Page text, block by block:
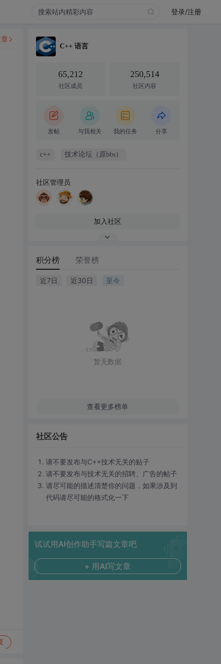
登录/注册
C++ 语言
65,212
社区成员
250,514
社区内容
发帖 与我相关 我的任务 分享
c++ 技术论坛（原bbs）
社区管理员
加入社区
积分榜 荣誉榜
近7日 近30日 至今
暂无数据
查看更多榜单
社区公告
请不要发布与C++技术无关的贴子
请不要发布与技术无关的招聘、广告的帖子
请尽可能的描述清楚你的问题，如果涉及到
代码请尽可能的格式化一下
试试用AI创作助手写篇文章吧
+ 用AI写文章